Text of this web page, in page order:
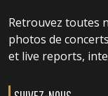
Retrouvez toutes
photos de concerts
et live reports,